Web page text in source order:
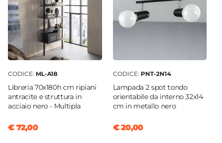
CODICE: ML-A18
Libreria 70x180h cm ripiani
antracite e struttura in
acciaio nero - Multipla
€ 72,00
CODICE: PNT-2N14
Lampada 2 spot tondo
orientabile da interno 32x14
cm in metallo nero
€ 20,00